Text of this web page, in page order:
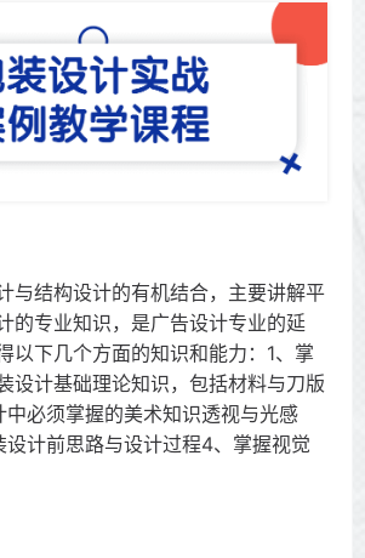
与结构设计的有机结合，主要讲解平
的专业知识，是广告设计专业的延
以下几个方面的知识和能力：1、掌
设计基础理论知识，包括材料与刀版
必须掌握的美术知识透视与光感
计前思路与设计过程4、掌握视觉